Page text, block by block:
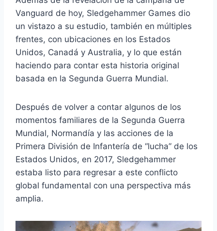
Vanguard de hoy, Sledgehammer Games dio
un vistazo a su estudio, también en múltiples
frentes, con ubicaciones en los Estados
Unidos, Canadá y Australia, y lo que están
haciendo para contar esta historia original
basada en la Segunda Guerra Mundial.
Después de volver a contar algunos de los
momentos familiares de la Segunda Guerra
Mundial, Normandía y las acciones de la
Primera División de Infantería de “lucha” de los
Estados Unidos, en 2017, Sledgehammer
estaba listo para regresar a este conflicto
global fundamental con una perspectiva más
amplia.